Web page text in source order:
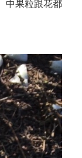
中果粒跟花都